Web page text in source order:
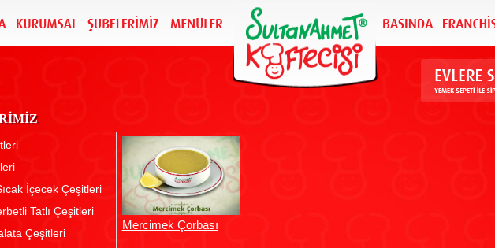
İçecek Çeşitleri
Tatlı Çeşitleri
Çeşitleri
Mercimek Çorbası